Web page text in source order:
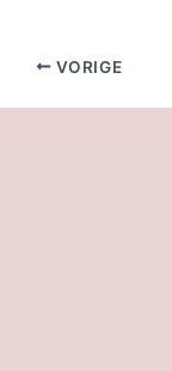
VORIGE